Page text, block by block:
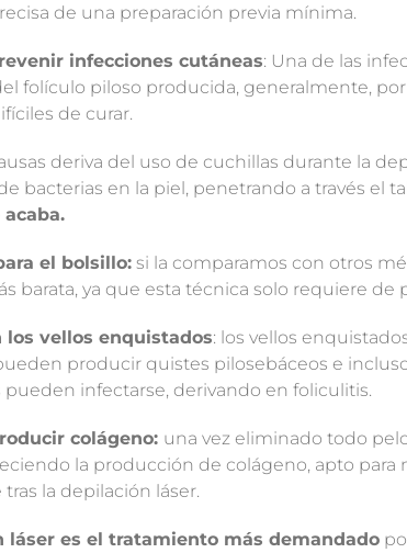
de una preparación previa mínima.
infecciones cutáneas: Una de las
folículo piloso producida, generalmente,
de curar.
deriva del uso de cuchillas durante la
bacterias en la piel, penetrando a través el
el bolsillo: si la comparamos con otros
barata, ya que esta técnica solo requiere de
los vellos enquistados: los vellos
producir quistes pilosebáceos e
pueden infectarse, derivando en foliculitis.
colágeno: una vez eliminado todo
la producción de colágeno, apto
la depilación láser.
láser es el tratamiento más demandado